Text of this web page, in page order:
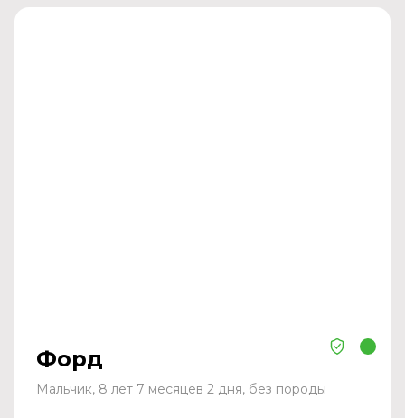
Форд
Мальчик, 8 лет 7 месяцев 2 дня, без породы